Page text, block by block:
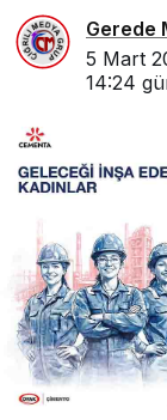
Gerede
5 Mart
14:24